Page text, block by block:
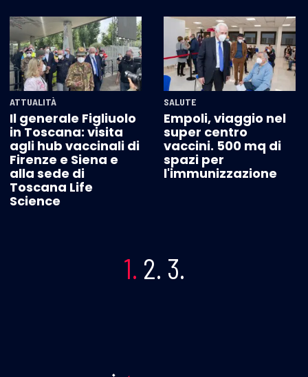
ATTUALITÀ
Il generale Figliuolo
in Toscana: visita
agli hub vaccinali di
Firenze e Siena e
alla sede di
Toscana Life
Science
SALUTE
Empoli, viaggio nel
super centro
vaccini. 500 mq di
spazi per
l'immunizzazione
1. 2. 3.